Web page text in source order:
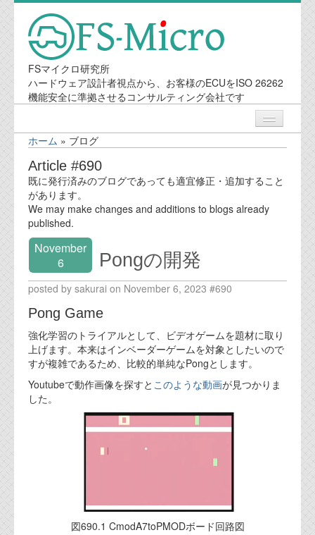
FSマイクロ研究所
ハードウェア設計者視点から、お客様のECUをISO 26262
機能安全に準拠させるコンサルティング会社です
ニュース
業務内容
会社案内
オフィス
実績
機能安全ブログ
テクノロジ
ホーム » ブログ
Article #690
既に発行済みのブログであっても適宜修正・追加すること
があります。
We may make changes and additions to blogs already
published.
November
6
Pongの開発
posted by sakurai on November 6, 2023 #690
Pong Game
強化学習のトライアルとして、ビデオゲームを題材に取り
上げます。本来はインベーダーゲームを対象としたいので
すが複雑であるため、比較的単純なPongとします。
Youtubeで動作画像を探すと このような動画が見つかりま
した。
図690.1 CmodA7toPMODボード回路図